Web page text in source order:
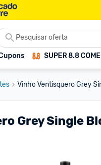
SUPER 8.8
Vinho Ventisquero Grey
Grey Single